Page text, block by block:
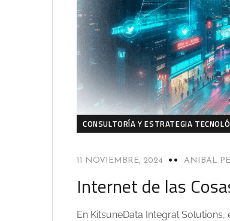
CONSULTORÍA Y ESTRATEGIA
11 NOVIEMBRE, 2024 ANIBAL
Internet de las
En KitsuneData Integral